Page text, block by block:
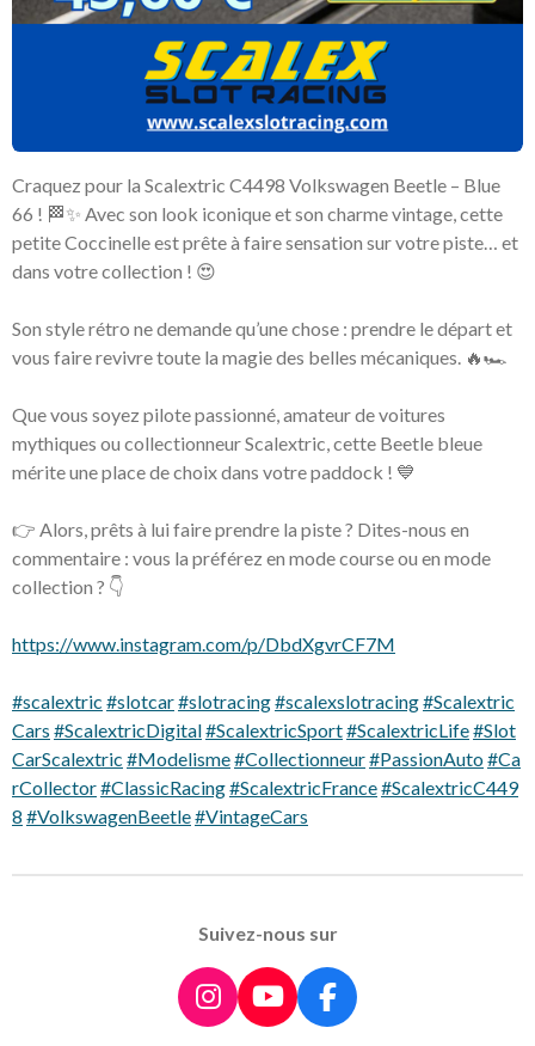
Craquez pour la Scalextric C4498 Volkswagen Beetle – Blue
66 ! 🏁✨ Avec son look iconique et son charme vintage, cette
petite Coccinelle est prête à faire sensation sur votre piste… et
dans votre collection ! 😍
Son style rétro ne demande qu’une chose : prendre le départ et
vous faire revivre toute la magie des belles mécaniques. 🔥🏎️
Que vous soyez pilote passionné, amateur de voitures
mythiques ou collectionneur Scalextric, cette Beetle bleue
mérite une place de choix dans votre paddock ! 💙
👉 Alors, prêts à lui faire prendre la piste ? Dites-nous en
commentaire : vous la préférez en mode course ou en mode
collection ? 👇
https://www.instagram.com/p/DbdXgvrCF7M
#scalextric #slotcar#slotracing#scalexslotracing#Scalextric
Cars #ScalextricDigital#ScalextricSport#ScalextricLife#Slot
CarScalextric #Modelisme#Collectionneur#PassionAuto#Ca
rCollector#ClassicRacing#ScalextricFrance#ScalextricC449
8 #VolkswagenBeetle#VintageCars
Suivez-nous sur
I
Y
F